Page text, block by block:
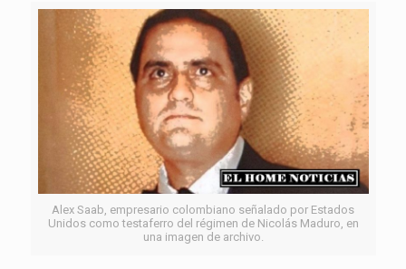
Alex Saab, empresario colombiano señalado por Estados
Unidos como testaferro del régimen de Nicolás Maduro, en
una imagen de archivo.